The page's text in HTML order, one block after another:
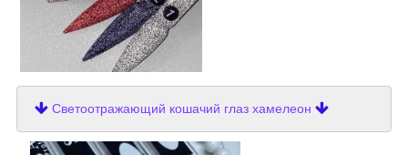
Светоотражающий кошачий глаз хамелеон